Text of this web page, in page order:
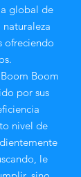
global de
ofreciendo
Boom
por sus
nivel de
le